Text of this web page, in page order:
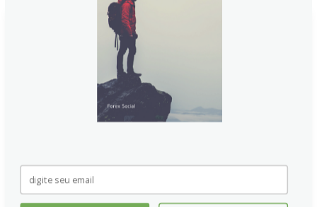
China: Nova Ferramenta do